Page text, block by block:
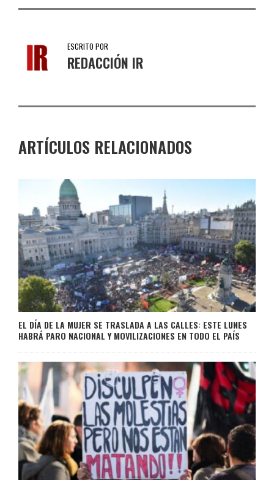
ESCRITO POR
REDACCIÓN IR
ARTÍCULOS RELACIONADOS
EL DÍA DE LA MUJER SE TRASLADA A LAS CALLES: ESTE LUNES
HABRÁ PARO NACIONAL Y MOVILIZACIONES EN TODO EL PAÍS